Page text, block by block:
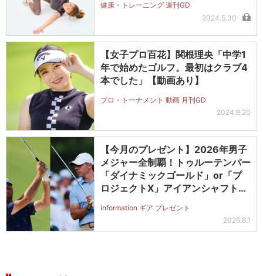
健康・トレーニング 週刊GD
2024.5.30
【女子プロ百花】関根理央「中学1
年で始めたゴルフ。最初はクラブ4
本でした」【動画あり】
プロ・トーナメント 動画 月刊GD
2024.8.20
【今月のプレゼント】2026年男子
メジャー全制覇！トゥルーテンパー
「ダイナミックゴールド」or「プ
ロジェクトX」アイアンシャフト
ットを抽選で2名に！
information ギア プレゼント
2026.8.1